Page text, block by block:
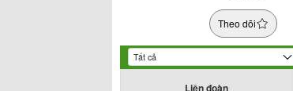
Theo dõi
Liên đoàn